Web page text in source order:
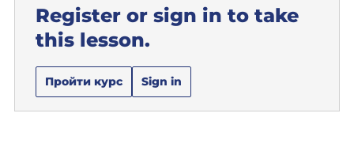
Register or sign in to take
this lesson.
Пройти курс Sign in